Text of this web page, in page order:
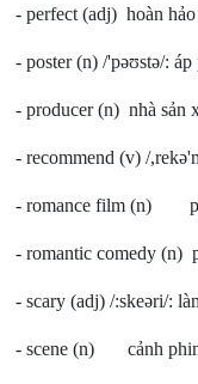
- perfect (adj) hoàn hảo
- poster (n) /'pəʊstə/:
- producer (n) nhà sản
- recommend (v) /
- romance film (n)
- romantic comedy (n)
- scary (adj) /:skeəri/:
- scene (n) cảnh